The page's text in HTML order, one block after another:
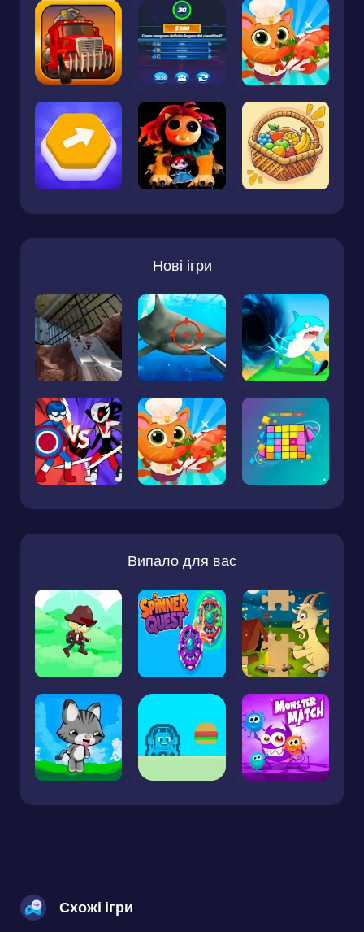
Нові ігри
Випало для вас
Схожі ігри